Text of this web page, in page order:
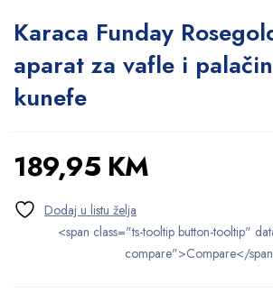
Karaca Funday
aparat za vafle i
kunefe
189,95 KM
<span class="ts-tooltip button-tooltip"
compare">Compare</